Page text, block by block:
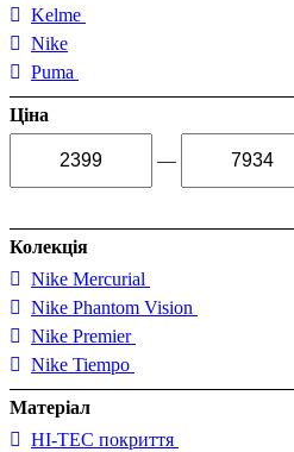
Kelme
Nike
Puma
Ціна
—
Колекція
Nike Mercurial
Nike Phantom Vision
Nike Premier
Nike Tiempo
Матеріал
HI-TEC покриття